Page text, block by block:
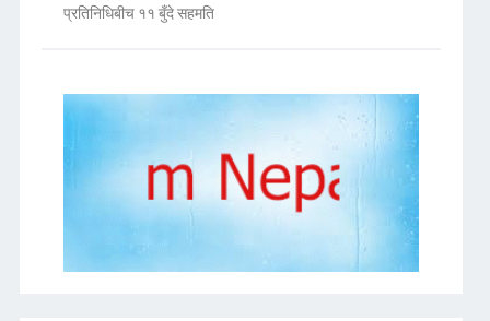
प्रतिनिधिबीच ११ बुँदे सहमति